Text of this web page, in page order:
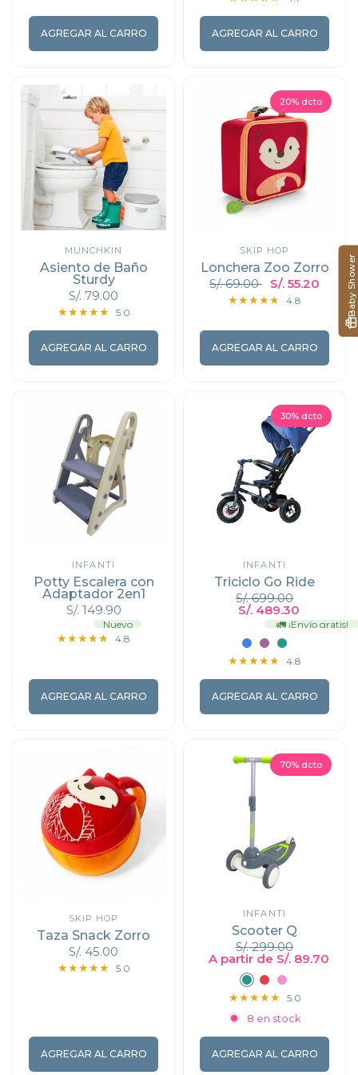
AGREGAR AL CARRO AGREGAR AL CARRO
MUNCHKIN
Asiento de Baño
Sturdy
S/. 79.00
5.0
AGREGAR AL CARRO
20% dcto
SKIP HOP
Lonchera Zoo Zorro
S/. 69.00 S/. 55.20
4.8
AGREGAR AL CARRO
INFANTI
Potty Escalera con
Adaptador 2en1
S/. 149.90
Nuevo
4.8
AGREGAR AL CARRO
30% dcto
INFANTI
Triciclo Go Ride
S/. 699.00
S/. 489.30
🚛 ¡Envío gratis!
AzulCircle BerryVerde
4.8
AGREGAR AL CARRO
SKIP HOP
Taza Snack Zorro
S/. 45.00
5.0
AGREGAR AL CARRO
70% dcto
INFANTI
Scooter Q
S/. 299.00
A partir de S/. 89.70
Verde
RojoRosado
5.0
8 en stock
AGREGAR AL CARRO
Baby Shower